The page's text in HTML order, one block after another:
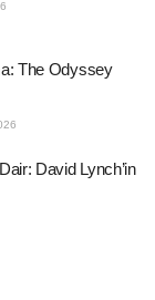
The Odyssey
David Lynch’in